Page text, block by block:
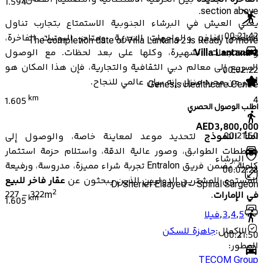
يعني العيش في البرشاء الجنوبية الاستمتاع بتجارب تناول
الطعام الفاخر، والواجهات البحرية، ومتاجر البوتيك الفاخرة،
والمنتجعات الشهيرة، وكلها على بعد لحظات. مع الوصول
السريع إلى معالم دبي الثقافية والتجارية، فإن هذا المكان هو
أكثر من مجرد منزل، إنه بيان عالمي للنجاح.
اطلب الوصول الحصري
املأ النموذج لتحديد موعد لمعاينة خاصة، والوصول إلى
مخططات الطوابق، وصور عالية الدقة، واستلام حزمة استثمار
كاملة. يضمن فريق Entralon تجربة شراء مميزة، مدروسة، ورفيعة
المستوى للمشترين الدوليين الذين يبحثون عن عقار فاخر للبيع
في الإمارات.
00:21:42
00:02:22
Genesis Healthcare Centre
1.605 km
00:21:50
00:02:23
Dr Sherief Elsayed - Spinal Surgeon
1.605km
00:21:50
section above.
The completion date of Villa Lantana 2 is Ready to move
Villa Lantana 2
4
AED3,800,000
البرشاء
227-322m2
3,4,5
,فيلا
الإكمال:جاهزة للسكن
المطور: